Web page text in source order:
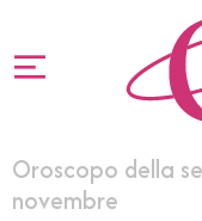
Oroscopo della
novembre